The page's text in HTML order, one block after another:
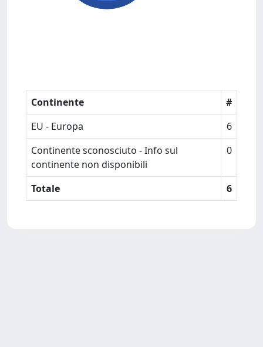
Continente
#
EU - Europa
6
Continente sconosciuto - Info sul
continente non disponibili
0
Totale 6